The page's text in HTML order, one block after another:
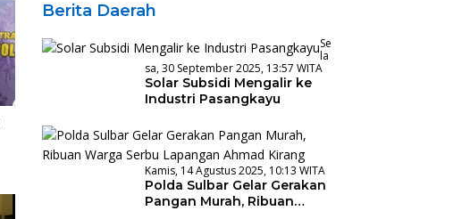
Berita Daerah
Se
La
Sa, 30 September 2025, 13:57 WITA
Solar Subsidi Mengalir ke
Industri Pasangkayu
Kamis, 14 Agustus 2025, 10:13 WITA
Polda Sulbar Gelar Gerakan
Pangan Murah, Ribuan